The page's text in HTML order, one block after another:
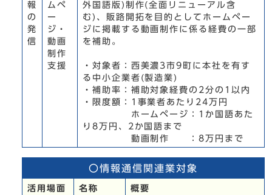
報
の
発
信
ムペ
ー
ジ・
動画
制作
支援
外国語版)制作(全面リニューアル含
む)、販路開拓を目的としてホームペー
ジに掲載する動画制作に係る経費の一部
を補助。
・対象者：西美濃3市9町に本社を有す
る中小企業者(製造業)
・補助率：補助対象経費の2分の1以内
・限度額：1事業者あたり24万円
ホームページ：1か国語あた
り8万円、2か国語まで
動画制作 ：8万円まで
〇情報通信関連業対象
活用場面 名称 概要